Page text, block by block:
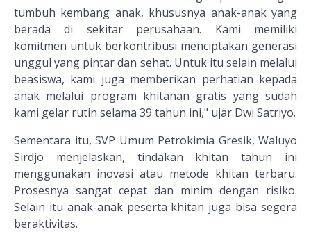
tumbuh kembang anak, khususnya anak-anak yang
berada di sekitar perusahaan. Kami memiliki
komitmen untuk berkontribusi menciptakan generasi
unggul yang pintar dan sehat. Untuk itu selain melalui
beasiswa, kami juga memberikan perhatian kepada
anak melalui program khitanan gratis yang sudah
kami gelar rutin selama 39 tahun ini," ujar Dwi Satriyo.
Sementara itu, SVP Umum Petrokimia Gresik, Waluyo
Sirdjo menjelaskan, tindakan khitan tahun ini
menggunakan inovasi atau metode khitan terbaru.
Prosesnya sangat cepat dan minim dengan risiko.
Selain itu anak-anak peserta khitan juga bisa segera
beraktivitas.